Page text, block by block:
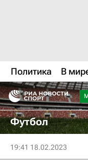
Политика В
Футбол
19:41 18.02.2023